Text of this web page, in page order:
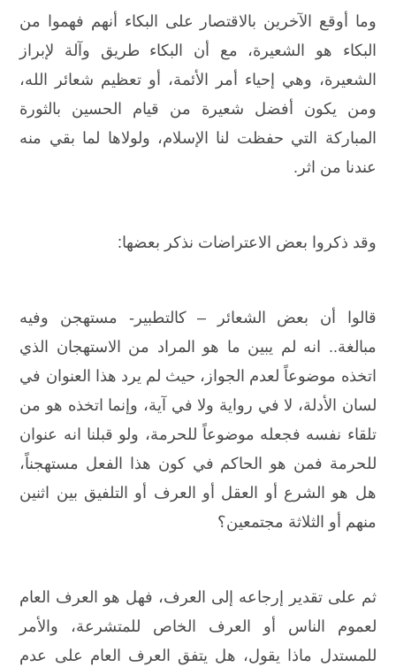
وما أوقع الآخرين بالاقتصار على البكاء أنهم فهموا من
البكاء هو الشعيرة، مع أن البكاء طريق وآلة لإبراز
الشعيرة، وهي إحياء أمر الأئمة، أو تعظيم شعائر الله،
ومن يكون أفضل شعيرة من قيام الحسين بالثورة
المباركة التي حفظت لنا الإسلام، ولولاها لما بقي منه
عندنا من اثر.
وقد ذكروا بعض الاعتراضات نذكر بعضها:
قالوا أن بعض الشعائر – كالتطبير- مستهجن وفيه
مبالغة.. انه لم يبين ما هو المراد من الاستهجان الذي
اتخذه موضوعاً لعدم الجواز، حيث لم يرد هذا العنوان في
لسان الأدلة، لا في رواية ولا في آية، وإنما اتخذه هو من
تلقاء نفسه فجعله موضوعاً للحرمة، ولو قبلنا انه عنوان
للحرمة فمن هو الحاكم في كون هذا الفعل مستهجناً،
هل هو الشرع أو العقل أو العرف أو التلفيق بين اثنين
منهم أو الثلاثة مجتمعين؟
ثم على تقدير إرجاعه إلى العرف، فهل هو العرف العام
لعموم الناس أو العرف الخاص للمتشرعة، والأمر
للمستدل ماذا يقول، هل يتفق العرف العام على عدم